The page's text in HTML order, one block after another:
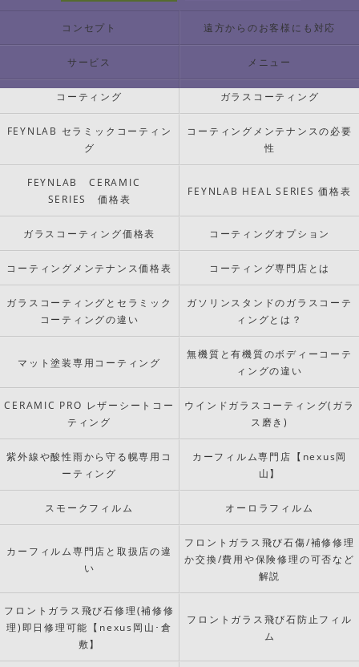
コンセプト 遠方からのお客様にも対応
サービス メニュー
コーティング ガラスコーティング
FEYNLAB セラミックコーティン
グ
コーティングメンテナンスの必要
性
FEYNLAB CERAMIC
SERIES 価格表
FEYNLAB HEAL SERIES 価格表
ガラスコーティング価格表 コーティングオプション
コーティングメンテナンス価格表 コーティング専門店とは
ガラスコーティングとセラミック
コーティングの違い
ガソリンスタンドのガラスコーテ
ィングとは？
マット塗装専用コーティング
無機質と有機質のボディーコーテ
ィングの違い
CERAMIC PRO レザーシートコー
ティング
ウインドガラスコーティング(ガラ
ス磨き)
紫外線や酸性雨から守る幌専用コ
ーティング
カーフィルム専門店【nexus岡
山】
スモークフィルム オーロラフィルム
カーフィルム専門店と取扱店の違
い
フロントガラス飛び石傷/補修修理
か交換/費用や保険修理の可否など
解説
フロントガラス飛び石修理(補修修
理)即日修理可能【nexus岡山･倉
敷】
フロントガラス飛び石防止フィル
ム